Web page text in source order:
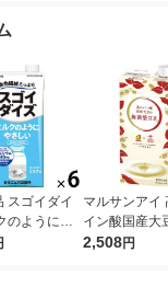
スゴイダイ
のようにや
ク味 1000
マルサンアイ
イン酸国産大
整豆乳
2,508円